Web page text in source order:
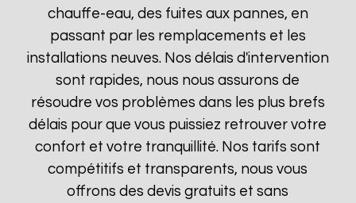
chauffe-eau, des fuites aux pannes, en
passant par les remplacements et les
installations neuves. Nos délais d'intervention
sont rapides, nous nous assurons de
résoudre vos problèmes dans les plus brefs
délais pour que vous puissiez retrouver votre
confort et votre tranquillité. Nos tarifs sont
compétitifs et transparents, nous vous
offrons des devis gratuits et sans